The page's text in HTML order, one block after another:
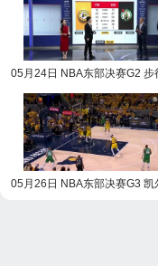
05月24日 NBA东部决赛G2 步
05月26日 NBA东部决赛G3 凯